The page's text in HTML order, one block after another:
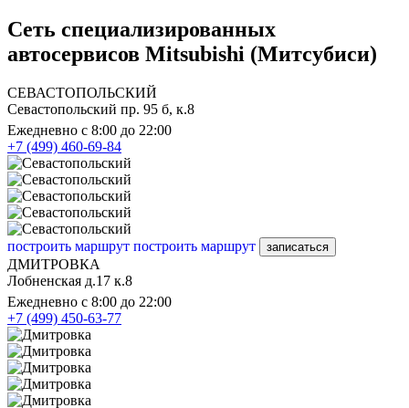
Сеть специализированных
автосервисов Mitsubishi (Митсубиси)
СЕВАСТОПОЛЬСКИЙ
Севастопольский пр. 95 б, к.8
Ежедневно с 8:00 до 22:00
+7 (499) 460-69-84
построить маршрут построить маршрут записаться
ДМИТРОВКА
Лобненская д.17 к.8
Ежедневно с 8:00 до 22:00
+7 (499) 450-63-77